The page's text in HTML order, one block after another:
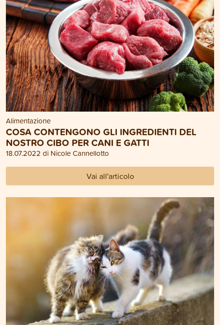
Alimentazione
COSA CONTENGONO GLI INGREDIENTI DEL
NOSTRO CIBO PER CANI E GATTI
18.07.2022 di Nicole Cannellotto
Vai all'articolo